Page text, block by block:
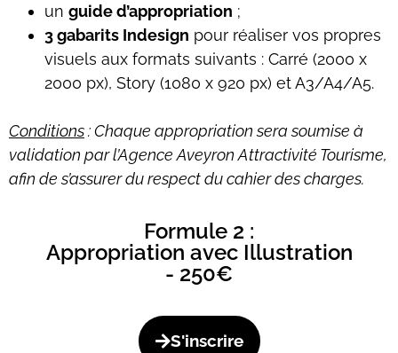
un guide d’appropriation ;
3 gabarits Indesign pour réaliser vos propres
visuels aux formats suivants : Carré (2000 x
2000 px), Story (1080 x 920 px) et A3/A4/A5.
Conditions: Chaque appropriation sera soumise à
validation par l’Agence Aveyron Attractivité Tourisme,
afin de s’assurer du respect du cahier des charges.
Formule 2 :
Appropriation avec Illustration
- 250€
S'inscrire